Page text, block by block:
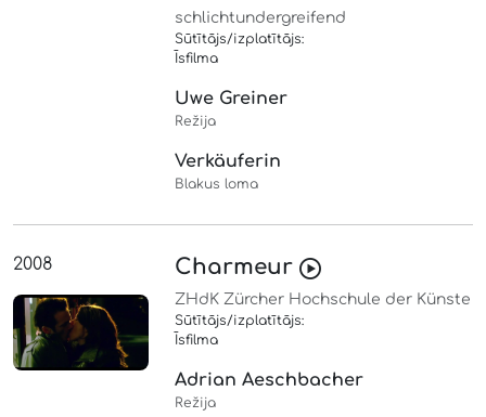
schlichtundergreifend
Sūtītājs/izplatītājs:
Īsfilma
Uwe Greiner
Režija
Verkäuferin
Blakus loma
2008 Charmeur
ZHdK Zürcher Hochschule der Künste
Sūtītājs/izplatītājs:
Īsfilma
Adrian Aeschbacher
Režija